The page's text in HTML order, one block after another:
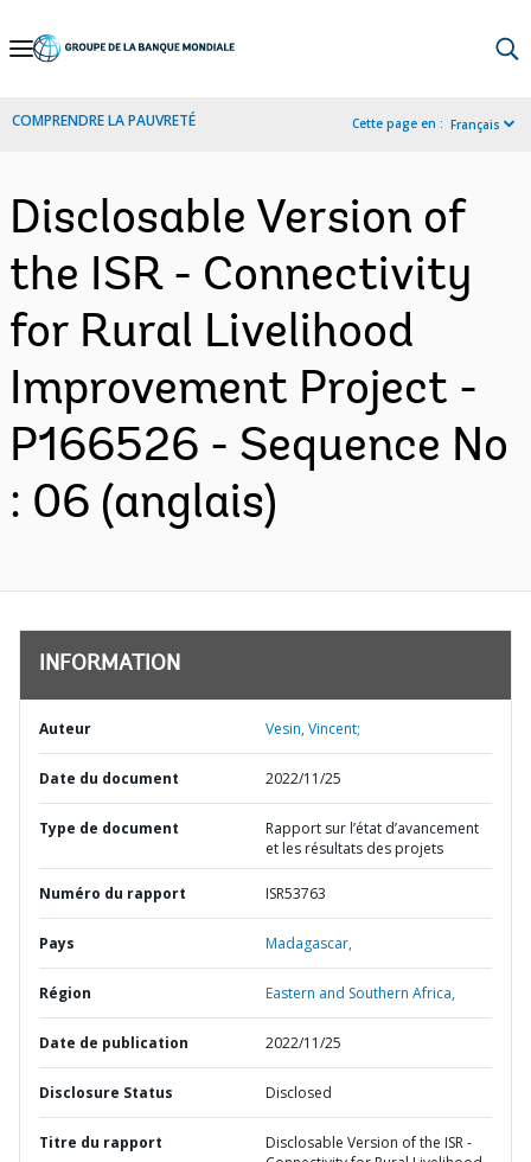
Skip
Navigation
COMPRENDRE LA PAUVRETÉ Cette page en : Français
Disclosable Version of
the ISR - Connectivity
for Rural Livelihood
Improvement Project -
P166526 - Sequence No
: 06 (anglais)
INFORMATION
Auteur Vesin, Vincent;
Date du document 2022/11/25
Type de document
Rapport sur l’état d’avancement
et les résultats des projets
Numéro du rapport ISR53763
Pays Madagascar,
Région Eastern and Southern Africa,
Date de publication 2022/11/25
Disclosure Status Disclosed
Titre du rapport
Disclosable Version of the ISR -